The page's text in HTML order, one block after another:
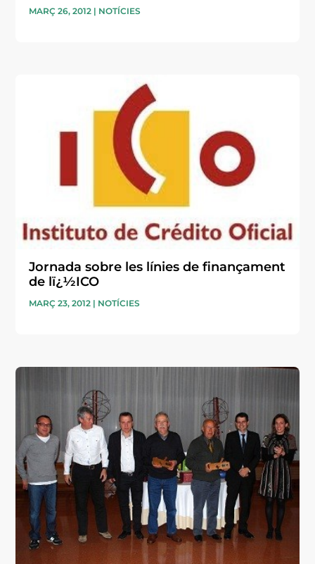
MARÇ 26, 2012 | NOTÍCIES
Jornada sobre les línies de finançament
de lï¿½ICO
MARÇ 23, 2012 | NOTÍCIES